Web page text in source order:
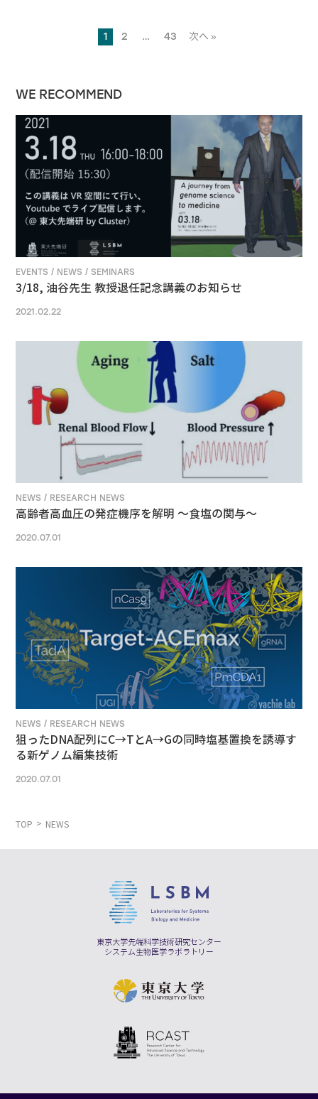
1 2 … 43 次へ »
WE RECOMMEND
EVENTS / NEWS / SEMINARS
3/18, 油谷先生 教授退任記念講義のお知らせ
2021.02.22
NEWS / RESEARCH NEWS
高齢者高血圧の発症機序を解明 ～食塩の関与～
2020.07.01
NEWS / RESEARCH NEWS
狙ったDNA配列にC→TとA→Gの同時塩基置換を誘導す
る新ゲノム編集技術
2020.07.01
TOP NEWS
東京大学先端科学技術研究センター
システム生物医学ラボラトリー